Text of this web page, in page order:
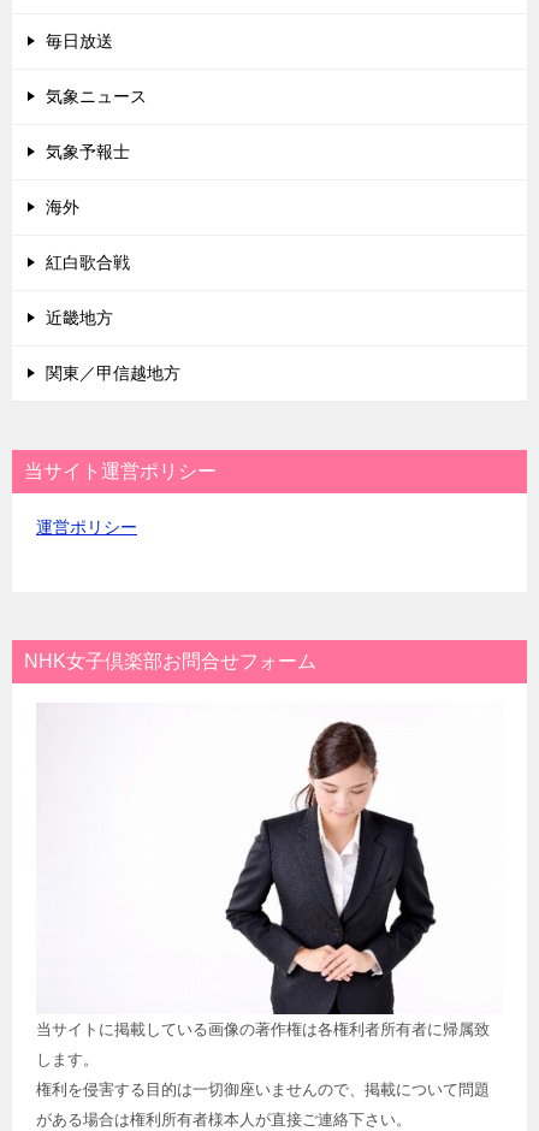
毎日放送
気象ニュース
気象予報士
海外
紅白歌合戦
近畿地方
関東／甲信越地方
当サイト運営ポリシー
運営ポリシー
NHK女子倶楽部お問合せフォーム
当サイトに掲載している画像の著作権は各権利者所有者に帰属致
します。
権利を侵害する目的は一切御座いませんので、掲載について問題
がある場合は権利所有者様本人が直接ご連絡下さい。